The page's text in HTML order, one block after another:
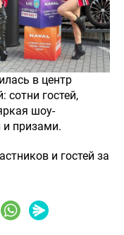
в центр
сотни гостей,
шоу-
призами.
и гостей за